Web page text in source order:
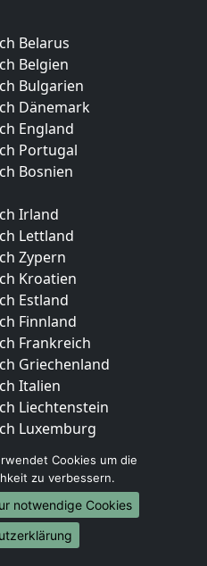
Belarus
Belgien
Bulgarien
Dänemark
England
Portugal
Bosnien
Irland
Lettland
Zypern
Kroatien
Estland
Finnland
Frankreich
Griechenland
Italien
Liechtenstein
Luxemburg
Norwegen
Berlin
Cookies um die
zu verbessern.
notwendige Cookies